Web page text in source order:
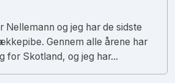
Nellemann og jeg har de sidste
Gennem alle årene har
for Skotland, og jeg har...